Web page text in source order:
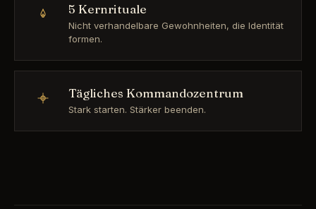
5 Kernrituale
Nicht verhandelbare Gewohnheiten, die Identität
formen.
Tägliches Kommandozentrum
Stark starten. Stärker beenden.